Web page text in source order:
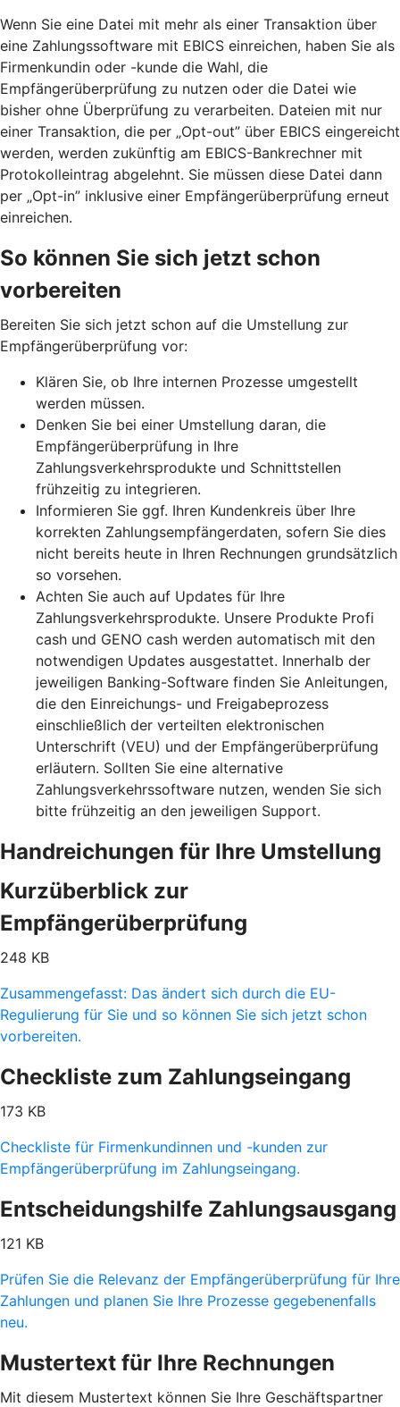
Wenn Sie eine Datei mit mehr als einer Transaktion über
eine Zahlungssoftware mit EBICS einreichen, haben Sie als
Firmenkundin oder -kunde die Wahl, die
Empfängerüberprüfung zu nutzen oder die Datei wie
bisher ohne Überprüfung zu verarbeiten. Dateien mit nur
einer Transaktion, die per „Opt-out” über EBICS eingereicht
werden, werden zukünftig am EBICS-Bankrechner mit
Protokolleintrag abgelehnt. Sie müssen diese Datei dann
per „Opt-in” inklusive einer Empfängerüberprüfung erneut
einreichen.
So können Sie sich jetzt schon
vorbereiten
Bereiten Sie sich jetzt schon auf die Umstellung zur
Empfängerüberprüfung vor:
Klären Sie, ob Ihre internen Prozesse umgestellt
werden müssen.
Denken Sie bei einer Umstellung daran, die
Empfängerüberprüfung in Ihre
Zahlungsverkehrsprodukte und Schnittstellen
frühzeitig zu integrieren.
Informieren Sie ggf. Ihren Kundenkreis über Ihre
korrekten Zahlungsempfängerdaten, sofern Sie dies
nicht bereits heute in Ihren Rechnungen grundsätzlich
so vorsehen.
Achten Sie auch auf Updates für Ihre
Zahlungsverkehrsprodukte. Unsere Produkte Profi
cash und GENO cash werden automatisch mit den
notwendigen Updates ausgestattet. Innerhalb der
jeweiligen Banking-Software finden Sie Anleitungen,
die den Einreichungs- und Freigabeprozess
einschließlich der verteilten elektronischen
Unterschrift (VEU) und der Empfängerüberprüfung
erläutern. Sollten Sie eine alternative
Zahlungsverkehrssoftware nutzen, wenden Sie sich
bitte frühzeitig an den jeweiligen Support.
Handreichungen für Ihre Umstellung
Kurzüberblick zur
Empfängerüberprüfung
248 KB
Zusammengefasst: Das ändert sich durch die EU-
Regulierung für Sie und so können Sie sich jetzt schon
vorbereiten.
Checkliste zum Zahlungseingang
173 KB
Checkliste für Firmenkundinnen und -kunden zur
Empfängerüberprüfung im Zahlungseingang.
Entscheidungshilfe Zahlungsausgang
121 KB
Prüfen Sie die Relevanz der Empfängerüberprüfung für Ihre
Zahlungen und planen Sie Ihre Prozesse gegebenenfalls
neu.
Mustertext für Ihre Rechnungen
Mit diesem Mustertext können Sie Ihre Geschäftspartner